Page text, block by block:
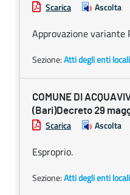
Scarica Ascolta
Approvazione variante
Sezione:Atti degli enti
COMUNE DI
(Bari)Decreto 29
Scarica Ascolta
Esproprio.
Sezione:Atti degli enti